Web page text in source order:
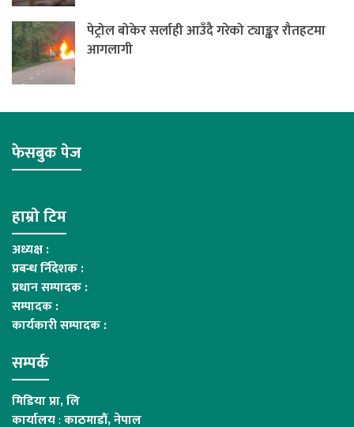
पेट्रोल बोकेर सर्लाही आउँदै गरेको ट्याङ्कर रौतहटमा
आगलागी
फेसबुक पेज
हाम्रो टिम
अध्यक्ष :
प्रबन्ध र्निदेशक :
प्रधान सम्पादक :
सम्पादक :
कार्यकारी सम्पादक :
सम्पर्क
मिडिया प्रा, लि
कार्यालय:काठमाडौं, नेपाल